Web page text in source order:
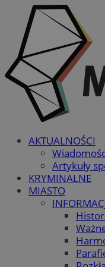
AKTUALNOŚCI
Artykuły
KRYMINALNE
MIASTO